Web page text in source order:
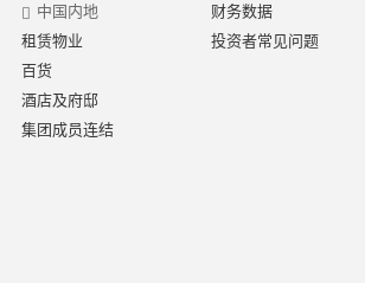
中国内地
租赁物业
百货
酒店及府邸
集团成员连结
财务数据
投资者常见问题